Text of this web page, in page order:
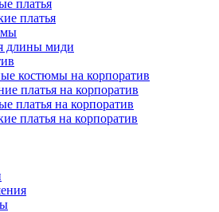
платья
платья
длины миди
костюмы на корпоратив
платья на корпоратив
платья на корпоратив
платья на корпоратив